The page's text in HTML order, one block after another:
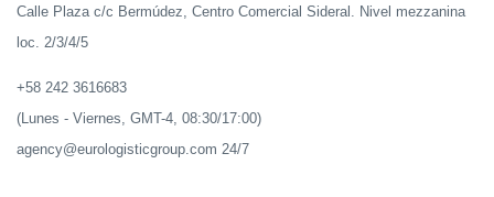
Calle Plaza c/c Bermúdez, Centro Comercial Sideral. Nivel mezzanina
loc. 2/3/4/5
+58 242 3616683
(Lunes - Viernes, GMT-4, 08:30/17:00)
agency@eurologisticgroup.com 24/7